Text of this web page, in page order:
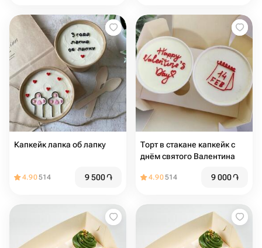
Капкейк лапка об лапку
4.90514 9 500֏
Торт в стакане капкейк с
днём святого Валентина
4.90514 9 000֏